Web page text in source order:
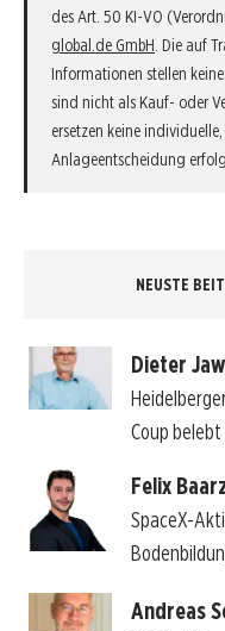
des Art. 50 KI-VO
global.de GmbH . Die auf
Informationen stellen
sind nicht als Kauf- oder
ersetzen keine
Anlageentscheidung
NEUSTE
Dieter
Coup belebt
Felix
SpaceX-
Andreas